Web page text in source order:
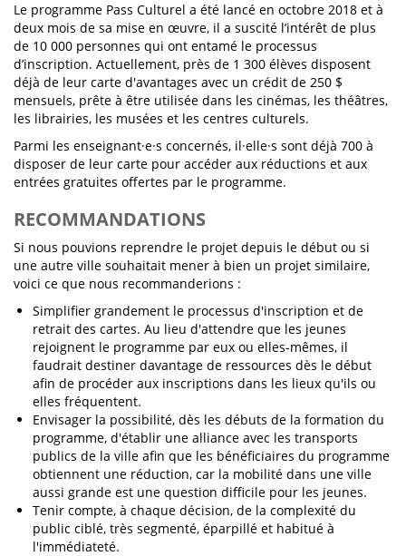
Le programme Pass Culturel a été lancé en octobre 2018 et à
deux mois de sa mise en œuvre, il a suscité l’intérêt de plus
de 10 000 personnes qui ont entamé le processus
d’inscription. Actuellement, près de 1 300 élèves disposent
déjà de leur carte d'avantages avec un crédit de 250 $
mensuels, prête à être utilisée dans les cinémas, les théâtres,
les librairies, les musées et les centres culturels.
Parmi les enseignant·e·s concernés, il·elle·s sont déjà 700 à
disposer de leur carte pour accéder aux réductions et aux
entrées gratuites offertes par le programme.
RECOMMANDATIONS
Si nous pouvions reprendre le projet depuis le début ou si
une autre ville souhaitait mener à bien un projet similaire,
voici ce que nous recommanderions :
Simplifier grandement le processus d'inscription et de
retrait des cartes. Au lieu d'attendre que les jeunes
rejoignent le programme par eux ou elles-mêmes, il
faudrait destiner davantage de ressources dès le début
afin de procéder aux inscriptions dans les lieux qu'ils ou
elles fréquentent.
Envisager la possibilité, dès les débuts de la formation du
programme, d'établir une alliance avec les transports
publics de la ville afin que les bénéficiaires du programme
obtiennent une réduction, car la mobilité dans une ville
aussi grande est une question difficile pour les jeunes.
Tenir compte, à chaque décision, de la complexité du
public ciblé, très segmenté, éparpillé et habitué à
l'immédiateté.